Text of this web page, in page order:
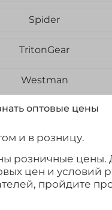
Spider
TritonGear
Westman
Wormix
Zander Master
Тонар
оптовые цены
и в розницу.
розничные цены.
цен и условий
пройдите